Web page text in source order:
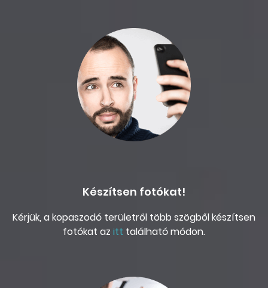
Készítsen fotókat!
Kérjük, a kopaszodó területről több szögből készítsen
fotókat az itt található módon.